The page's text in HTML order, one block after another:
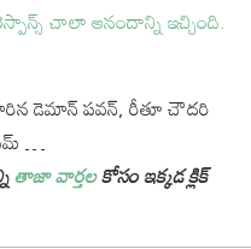
చాలా ఆనందాన్ని ఇచ్చింది.
డెమాన్ పవన్, రీతూ చౌదరి
…
తాజా వార్తలకోసం ఇక్కడ క్లిక్